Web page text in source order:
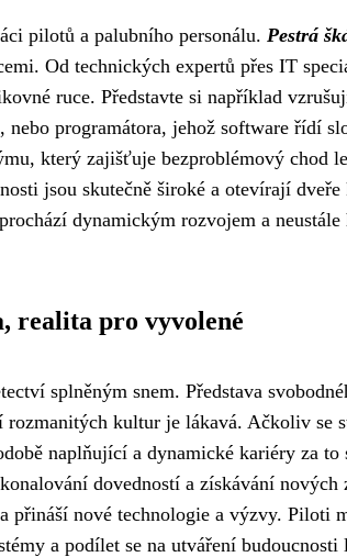
pilotů a palubního personálu. Pestrá
Od technických expertů přes IT
ruce. Představte si například
nebo programátora, jehož software řídí
který zajišťuje bezproblémový chod
jsou skutečně široké a otevírají
dynamickým rozvojem a
realita pro vyvolené
splněným snem. Představa
rozmanitých kultur je lákavá. Ačkoliv se
naplňující a dynamické kariéry za to
dovedností a získávání nových
přináší nové technologie a výzvy. Piloti
a podílet se na utváření